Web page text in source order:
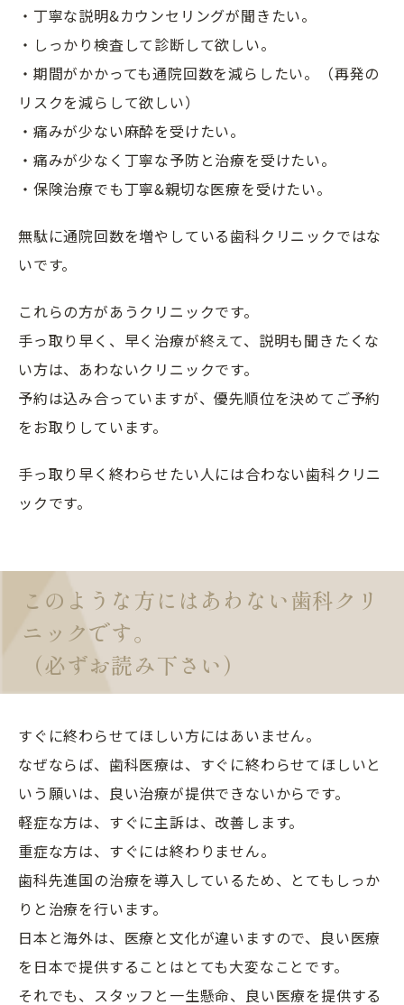
・丁寧な説明&カウンセリングが聞きたい。
・しっかり検査して診断して欲しい。
・期間がかかっても通院回数を減らしたい。（再発の
リスクを減らして欲しい）
・痛みが少ない麻酔を受けたい。
・痛みが少なく丁寧な予防と治療を受けたい。
・保険治療でも丁寧&親切な医療を受けたい。
無駄に通院回数を増やしている歯科クリニックではな
いです。
これらの方があうクリニックです。
手っ取り早く、早く治療が終えて、説明も聞きたくな
い方は、あわないクリニックです。
予約は込み合っていますが、優先順位を決めてご予約
をお取りしています。
手っ取り早く終わらせたい人には合わない歯科クリニ
ックです。
このような方にはあわない歯科クリ
ニックです。
（必ずお読み下さい）
すぐに終わらせてほしい方にはあいません。
なぜならば、歯科医療は、すぐに終わらせてほしいと
いう願いは、良い治療が提供できないからです。
軽症な方は、すぐに主訴は、改善します。
重症な方は、すぐには終わりません。
歯科先進国の治療を導入しているため、とてもしっか
りと治療を行います。
日本と海外は、医療と文化が違いますので、良い医療
を日本で提供することはとても大変なことです。
それでも、スタッフと一生懸命、良い医療を提供する